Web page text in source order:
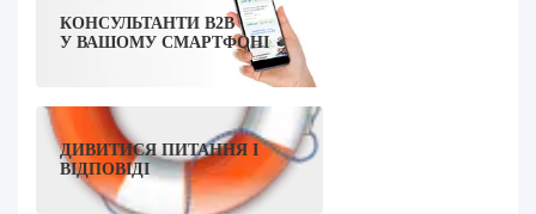
КОНСУЛЬТАНТИ B2B
У ВАШОМУ СМАРТФОНІ
ДИВИТИСЯ ПИТАННЯ І
ВІДПОВІДІ